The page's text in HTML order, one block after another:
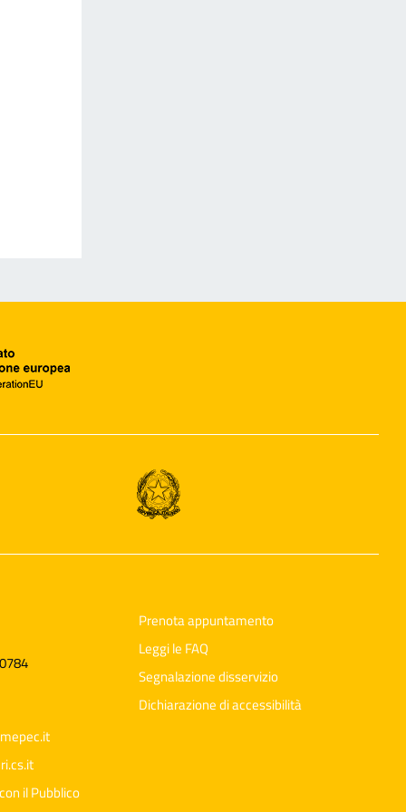
il Pubblico
Prenota appuntamento
Leggi le FAQ
Segnalazione disservizio
Dichiarazione di accessibilità